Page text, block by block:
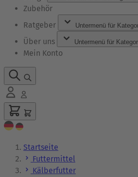
Zubehör
Ratgeber
Untermenü für
Über uns Untermenü für
Mein Konto
Startseite
Futtermittel
Kälberfutter